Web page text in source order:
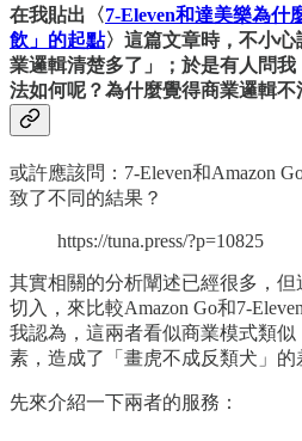
在我貼出〈7-Eleven和達美樂為什
飲」的起點〉這篇文章時，不小
業邏輯清楚多了」；於是有人問我
法如何呢？為什麼覺得商業邏輯不
或許應該問：7-Eleven和Amazon
致了不同的結果？
https://tuna.press/?p=10825
其實相關的分析闡述已經很多，
切入，來比較Amazon Go和7-
我認為，這兩者看似商業模式類
素，造成了「畫虎不成反類犬」的
先來介紹一下兩者的服務：